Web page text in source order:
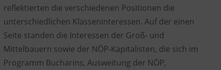
reflektierten die verschiedenen Positionen die
unterschiedlichen Klasseninteressen. Auf der einen
Seite standen die Interessen der Groß- und
Mittelbauern sowie der NÖP-Kapitalisten, die sich im
Programm Bucharins, Ausweitung der NÖP,